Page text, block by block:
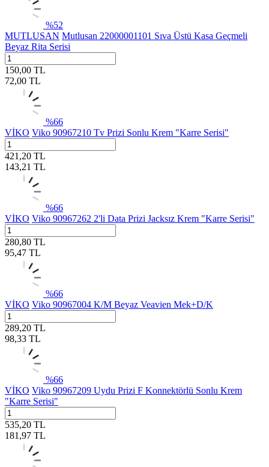
%52
MUTLUSAN Mutlusan 22000001101 Sıva Üstü Kasa Geçmeli
Beyaz Rita Serisi
150,00 TL
72,00 TL
%66
VİKO Viko 90967210 Tv Prizi Sonlu Krem "Karre Serisi"
421,20 TL
143,21 TL
%66
VİKO Viko 90967262 2'li Data Prizi Jacksız Krem "Karre Serisi"
280,80 TL
95,47 TL
%66
VİKO Viko 90967004 K/M Beyaz Veavien Mek+D/K
289,20 TL
98,33 TL
%66
VİKO Viko 90967209 Uydu Prizi F Konnektörlü Sonlu Krem
"Karre Serisi"
535,20 TL
181,97 TL